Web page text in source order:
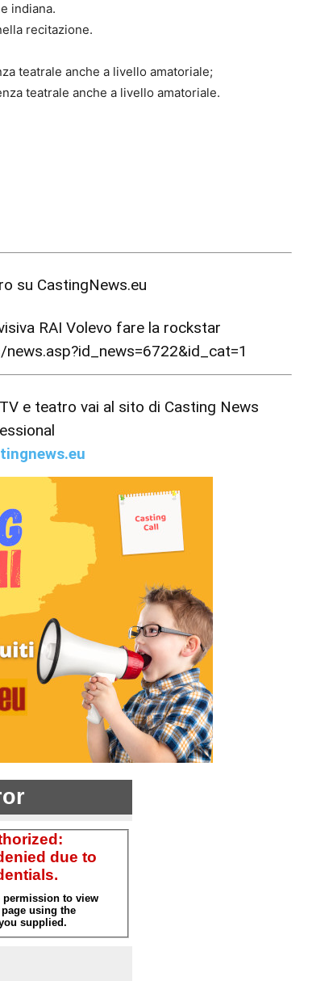
indiana.
recitazione.
teatrale anche a livello amatoriale;
teatrale anche a livello amatoriale.
su CastingNews.eu
RAI Volevo fare la rockstar
e teatro vai al sito di Casting News